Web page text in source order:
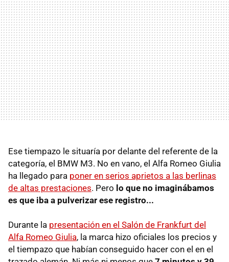
Ese tiempazo le situaría por delante del referente de la
categoría, el BMW M3. No en vano, el Alfa Romeo Giulia
ha llegado para poner en serios aprietos a las berlinas
de altas prestaciones. Pero lo que no imaginábamos
es que iba a pulverizar ese registro...
Durante la presentación en el Salón de Frankfurt del
Alfa Romeo Giulia, la marca hizo oficiales los precios y
el tiempazo que habían conseguido hacer con el en el